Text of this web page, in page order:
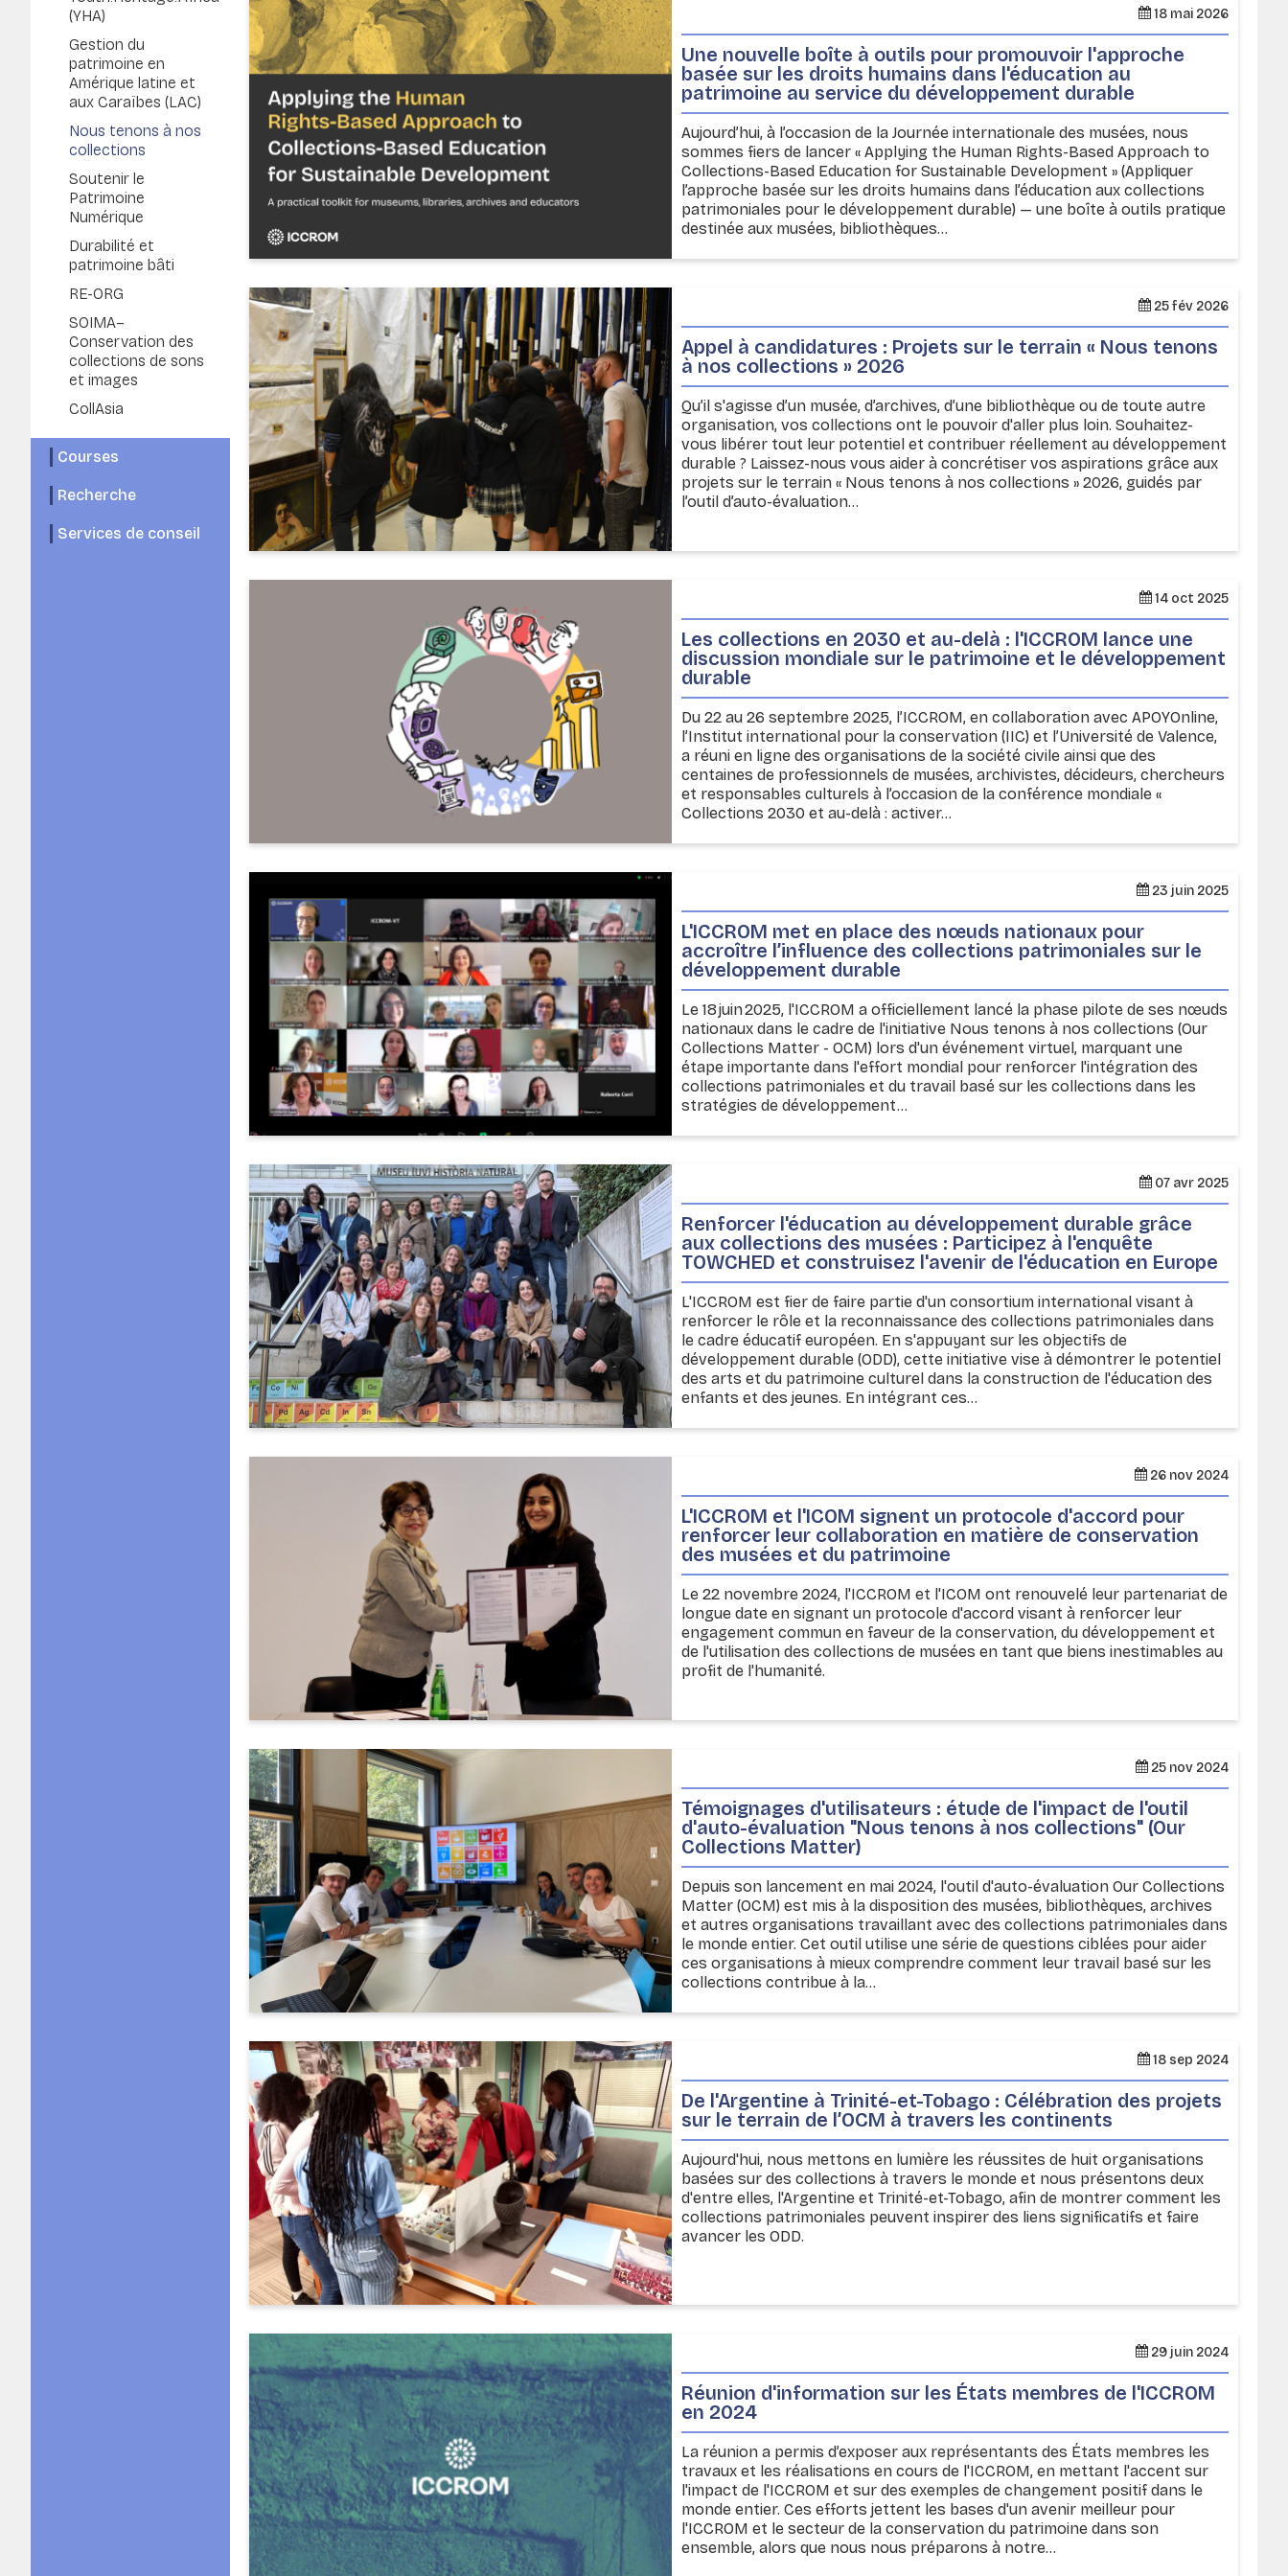
(YHA)
Gestion du
patrimoine en
Amérique latine et
aux Caraïbes (LAC)
Nous tenons à nos
collections
Soutenir le
Patrimoine
Numérique
Durabilité et
patrimoine bâti
RE-ORG
SOIMA–
Conservation des
collections de sons
et images
CollAsia
Courses
Recherche
Services de conseil
18 mai 2026
Une nouvelle boîte à outils pour promouvoir l'approche
basée sur les droits humains dans l'éducation au
patrimoine au service du développement durable
Aujourd’hui, à l’occasion de la Journée internationale des musées, nous
sommes fiers de lancer « Applying the Human Rights-Based Approach to
Collections-Based Education for Sustainable Development » (Appliquer
l’approche basée sur les droits humains dans l’éducation aux collections
patrimoniales pour le développement durable) — une boîte à outils pratique
destinée aux musées, bibliothèques...
25 fév 2026
Appel à candidatures : Projets sur le terrain « Nous tenons
à nos collections » 2026
Qu’il s'agisse d’un musée, d’archives, d’une bibliothèque ou de toute autre
organisation, vos collections ont le pouvoir d'aller plus loin. Souhaitez-
vous libérer tout leur potentiel et contribuer réellement au développement
durable ? Laissez-nous vous aider à concrétiser vos aspirations grâce aux
projets sur le terrain « Nous tenons à nos collections » 2026, guidés par
l’outil d’auto-évaluation...
14 oct 2025
Les collections en 2030 et au-delà : l'ICCROM lance une
discussion mondiale sur le patrimoine et le développement
durable
Du 22 au 26 septembre 2025, l’ICCROM, en collaboration avec APOYOnline,
l’Institut international pour la conservation (IIC) et l’Université de Valence,
a réuni en ligne des organisations de la société civile ainsi que des
centaines de professionnels de musées, archivistes, décideurs, chercheurs
et responsables culturels à l’occasion de la conférence mondiale «
Collections 2030 et au-delà : activer...
23 juin 2025
L'ICCROM met en place des nœuds nationaux pour
accroître l’influence des collections patrimoniales sur le
développement durable
Le 18 juin 2025, l'ICCROM a officiellement lancé la phase pilote de ses nœuds
nationaux dans le cadre de l'initiative Nous tenons à nos collections (Our
Collections Matter - OCM) lors d'un événement virtuel, marquant une
étape importante dans l'effort mondial pour renforcer l'intégration des
collections patrimoniales et du travail basé sur les collections dans les
stratégies de développement...
07 avr 2025
Renforcer l'éducation au développement durable grâce
aux collections des musées : Participez à l'enquête
TOWCHED et construisez l'avenir de l'éducation en Europe
L'ICCROM est fier de faire partie d'un consortium international visant à
renforcer le rôle et la reconnaissance des collections patrimoniales dans
le cadre éducatif européen. En s'appuyant sur les objectifs de
développement durable (ODD), cette initiative vise à démontrer le potentiel
des arts et du patrimoine culturel dans la construction de l'éducation des
enfants et des jeunes. En intégrant ces...
26 nov 2024
L'ICCROM et l'ICOM signent un protocole d'accord pour
renforcer leur collaboration en matière de conservation
des musées et du patrimoine
Le 22 novembre 2024, l'ICCROM et l'ICOM ont renouvelé leur partenariat de
longue date en signant un protocole d'accord visant à renforcer leur
engagement commun en faveur de la conservation, du développement et
de l'utilisation des collections de musées en tant que biens inestimables au
profit de l'humanité.
25 nov 2024
Témoignages d'utilisateurs : étude de l'impact de l'outil
d'auto-évaluation "Nous tenons à nos collections" (Our
Collections Matter)
Depuis son lancement en mai 2024, l'outil d'auto-évaluation Our Collections
Matter (OCM) est mis à la disposition des musées, bibliothèques, archives
et autres organisations travaillant avec des collections patrimoniales dans
le monde entier. Cet outil utilise une série de questions ciblées pour aider
ces organisations à mieux comprendre comment leur travail basé sur les
collections contribue à la...
18 sep 2024
De l'Argentine à Trinité-et-Tobago : Célébration des projets
sur le terrain de l’OCM à travers les continents
Aujourd'hui, nous mettons en lumière les réussites de huit organisations
basées sur des collections à travers le monde et nous présentons deux
d'entre elles, l'Argentine et Trinité-et-Tobago, afin de montrer comment les
collections patrimoniales peuvent inspirer des liens significatifs et faire
avancer les ODD.
29 juin 2024
Réunion d'information sur les États membres de l'ICCROM
en 2024
La réunion a permis d’exposer aux représentants des États membres les
travaux et les réalisations en cours de l'ICCROM, en mettant l'accent sur
l'impact de l'ICCROM et sur des exemples de changement positif dans le
monde entier. Ces efforts jettent les bases d'un avenir meilleur pour
l'ICCROM et le secteur de la conservation du patrimoine dans son
ensemble, alors que nous nous préparons à notre...